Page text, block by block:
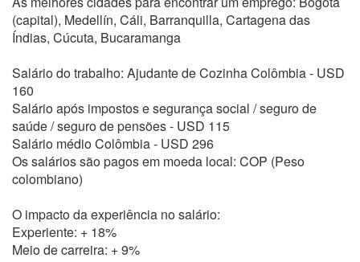
(capital), Medellín, Cáli, Barranquilla, Cartagena das
Índias, Cúcuta, Bucaramanga
Salário do trabalho: Ajudante de Cozinha Colômbia - USD
160
Salário após impostos e segurança social / seguro de
saúde / seguro de pensões - USD 115
Salário médio Colômbia - USD 296
Os salários são pagos em moeda local: COP (Peso
colombiano)
O impacto da experiência no salário:
Experiente: + 18%
Meio de carreira: + 9%